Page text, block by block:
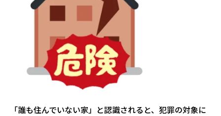
「誰も住んでいない家」と認識されると、犯罪の対象に